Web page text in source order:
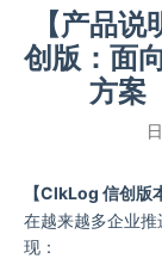
【产品
创版：面
方案
【ClkLog 信创版
在越来越多企业
现：